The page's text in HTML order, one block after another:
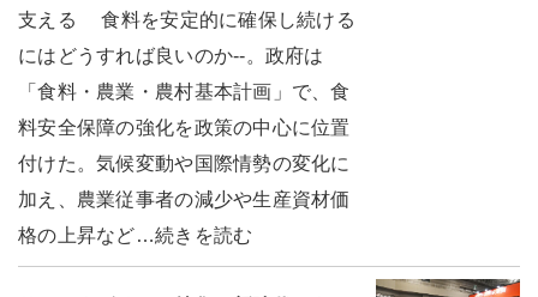
支える 食料を安定的に確保し続ける
にはどうすれば良いのか--。政府は
「食料・農業・農村基本計画」で、食
料安全保障の強化を政策の中心に位置
付けた。気候変動や国際情勢の変化に
加え、農業従事者の減少や生産資材価
格の上昇など…続きを読む